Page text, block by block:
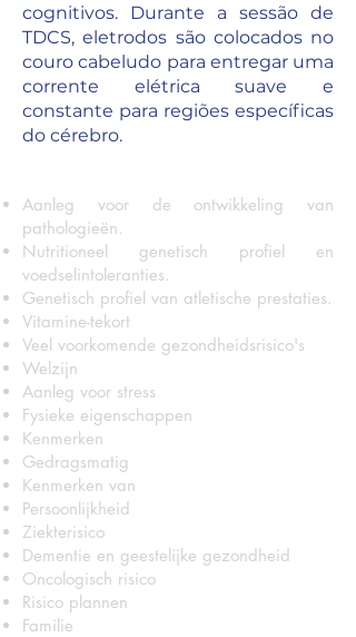
cognitivos. Durante a sessão de
TDCS, eletrodos são colocados no
couro cabeludo para entregar uma
corrente elétrica suave e
constante para regiões específicas
do cérebro.
Aanleg voor de
ontwikkeling van
pathologieën.
Nutritioneel genetisch profiel en
voedselintoleranties.
Genetisch profiel van atletische prestaties.
Vitamine-tekort
Veel voorkomende gezondheidsrisico's
Welzijn
Aanleg voor stress
Fysieke eigenschappen
Kenmerken
Gedragsmatig
Kenmerken van
Persoonlijkheid
Ziekterisico
Dementie en geestelijke gezondheid
Oncologisch risico
Risico plannen
Familie